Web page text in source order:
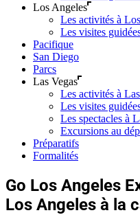
Los Angeles
Les activités à
Les visites
Pacifique
San Diego
Parcs
Las Vegas
Les activités à
Les visites
Les spectacles à
Excursions au
Préparatifs
Formalités
Go Los Angeles
Los Angeles à la